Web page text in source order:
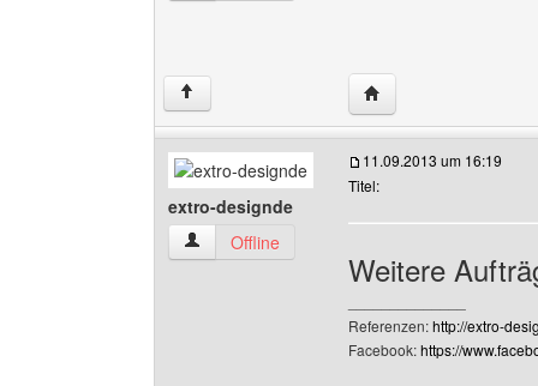
↑ Website dieses
extro-designde
extro-designde Benutzer-Profile anzeigen
Offline
11.09.2013 um 16:19
Titel:
Weitere
Referenzen:http://extro-
Facebook:https://